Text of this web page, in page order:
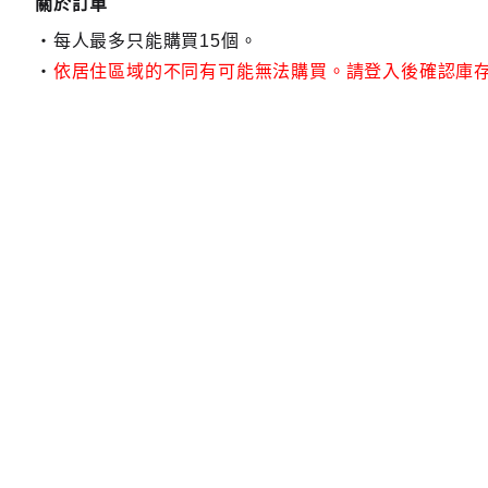
每人最多只能購買15個。
依居住區域的不同有可能無法購買。請登入後確認庫